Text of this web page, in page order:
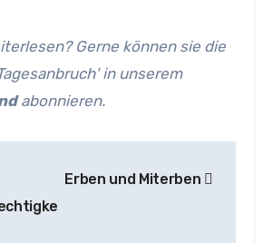
Gerne können sie die
in unserem
abonnieren.
Erben und Miterben